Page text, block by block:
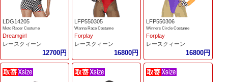
LDG14205
Moto Racer Costume
Dreamgirl
レースクィーン
12700円
LFP550305
Wanna Race Costume
Forplay
レースクィーン
16800円
LFP550306
Winners Circle Costume
Forplay
レースクィーン
16800円